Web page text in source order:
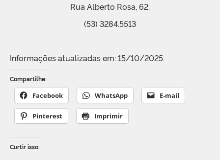
Rua Alberto Rosa, 62.
(53) 3284.5513
Informações atualizadas em: 15/10/2025.
Compartilhe:
Facebook WhatsApp E-mail
Pinterest Imprimir
Curtir isso: